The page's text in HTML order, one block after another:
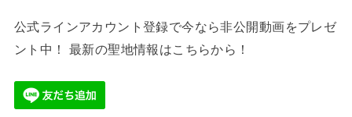
公式ラインアカウント登録で今なら非公開動画をプレゼ
ント中！ 最新の聖地情報はこちらから！